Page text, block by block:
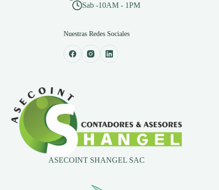
Sab -10AM - 1PM
Nuestras Redes Sociales
ASECOINT SHANGEL SAC